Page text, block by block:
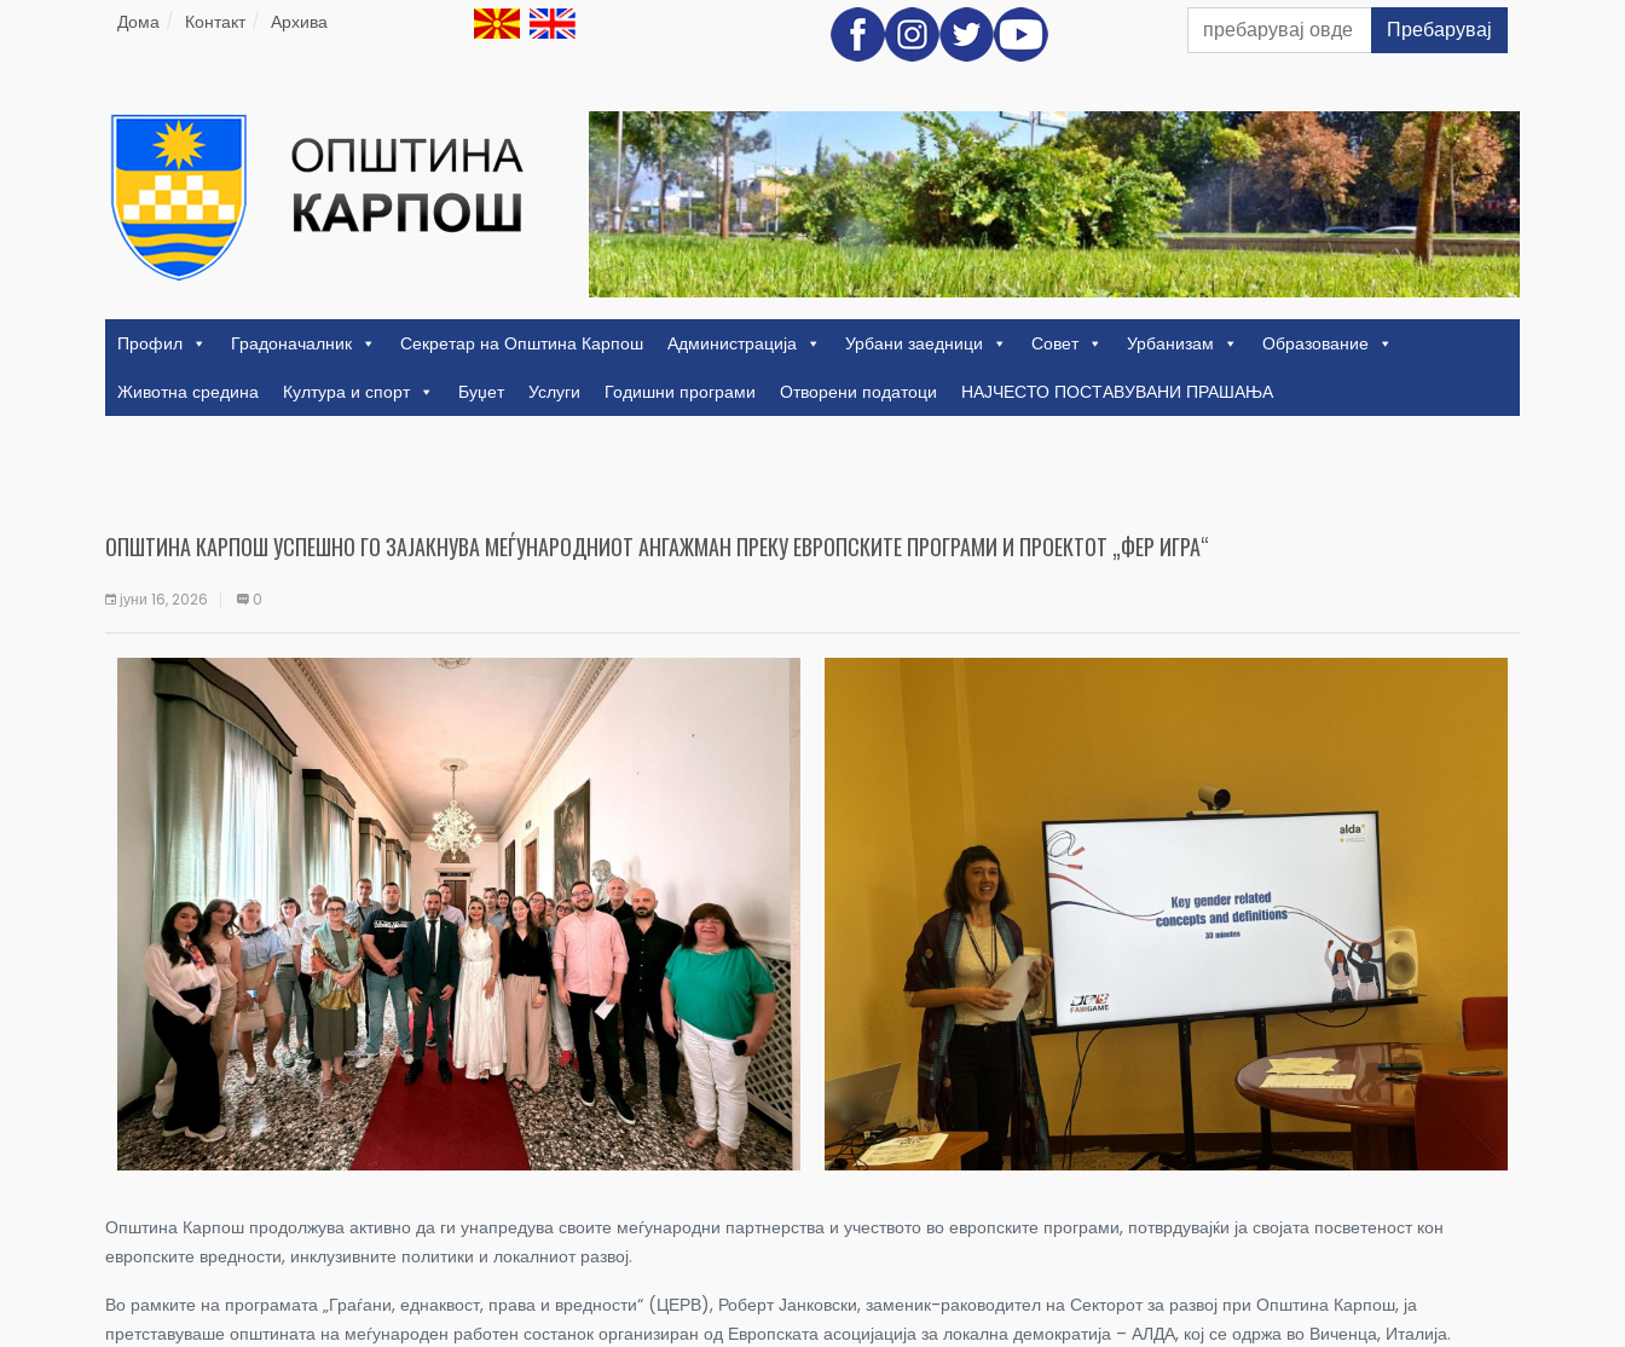
Дома Контакт Архива Пребарувај
Профил Градоначалник Секретар на Општина Карпош Администрација Урбани заедници Совет Урбанизам
Образование
Животна средина
Култура и спорт Буџет Услуги Годишни програми Отворени податоци НАЈЧЕСТО ПОСТАВУВАНИ ПРАШАЊА
ОПШТИНА КАРПОШ УСПЕШНО ГО ЗАЈАКНУВА МЕЃУНАРОДНИОТ АНГАЖМАН ПРЕКУ ЕВРОПСКИТЕ ПРОГРАМИ И ПРОЕКТОТ „ФЕР ИГРА“
јуни 16, 2026 0
Општина Карпош продолжува активно да ги унапредува своите меѓународни партнерства и учеството во европските програми, потврдувајќи ја својата посветеност кон
европските вредности, инклузивните политики и локалниот развој.
Во рамките на програмата „Граѓани, еднаквост, права и вредности“ (ЦЕРВ), Роберт Јанковски, заменик-раководител на Секторот за развој при Општина Карпош, ја
претставуваше општината на меѓународен работен состанок организиран од Европската асоцијација за локална демократија – АЛДА, кој се одржа во Виченца, Италија.